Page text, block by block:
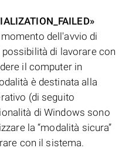
dell'avvio di
di lavorare con
il computer in
è destinata alla
(di seguito
di Windows sono
la “modalità sicura”
con il sistema.